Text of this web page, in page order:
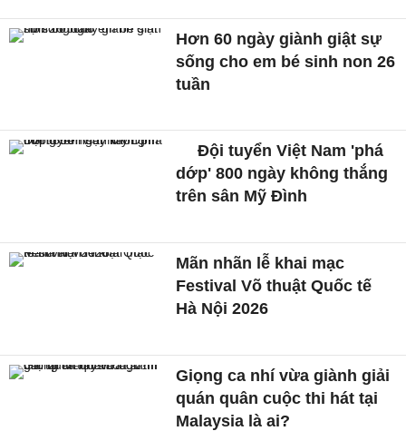
Hơn 60 ngày giành giật sự
sống cho em bé sinh non 26
tuần
Đội tuyển Việt Nam 'phá
dớp' 800 ngày không thắng
trên sân Mỹ Đình
Mãn nhãn lễ khai mạc
Festival Võ thuật Quốc tế
Hà Nội 2026
Giọng ca nhí vừa giành giải
quán quân cuộc thi hát tại
Malaysia là ai?